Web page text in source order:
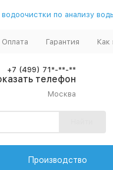
по анализу
Оплата Гарантия Как
+7 (499) 71*-**-**
телефон
Москва
Производство